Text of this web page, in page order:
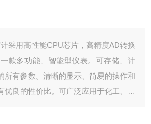
采用高性能CPU芯片，高精度AD转换
款多功能、智能型仪表。可存储、计
所有参数。清晰的显示、简易的操作和
优良的性价比。可广泛应用于化工、冶